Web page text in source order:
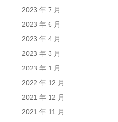
2023 年 7 月
2023 年 6 月
2023 年 4 月
2023 年 3 月
2023 年 1 月
2022 年 12 月
2021 年 12 月
2021 年 11 月